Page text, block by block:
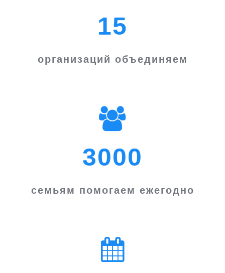
15
организаций объединяем
3000
семьям помогаем ежегодно